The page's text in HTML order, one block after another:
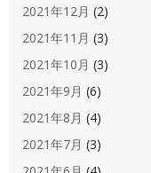
2021年12月 (2)
2021年11月 (3)
2021年10月 (3)
2021年9月 (6)
2021年8月 (4)
2021年7月 (3)